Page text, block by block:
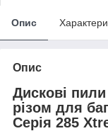
Опис
Опис
Дискові
різом для
Серія 285